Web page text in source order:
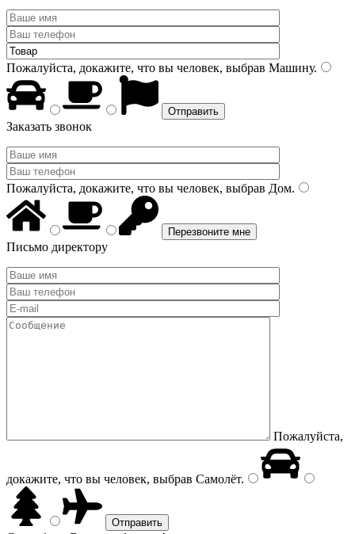
Пожалуйста, докажите, что вы человек, выбрав Машину.
Заказать звонок
Пожалуйста, докажите, что вы человек, выбрав Дом.
Письмо директору
Пожалуйста,
докажите, что вы человек, выбрав Самолёт.